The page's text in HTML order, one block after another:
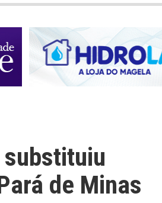
de Minas